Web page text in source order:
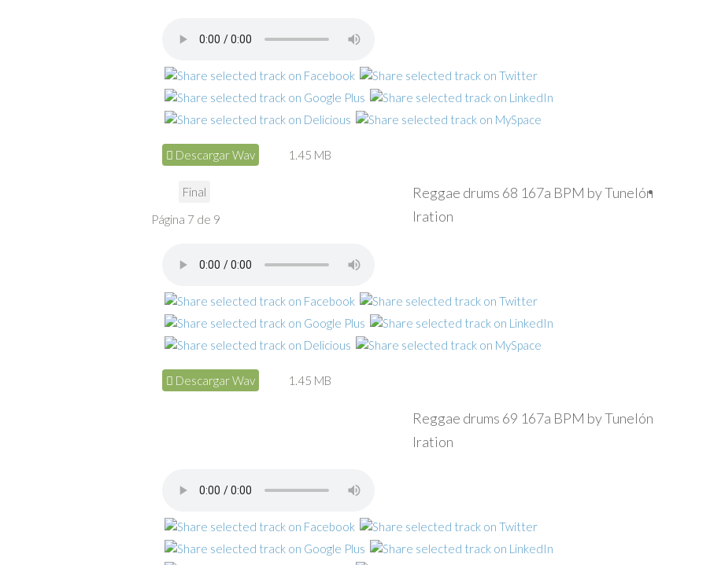
Descargar Wav 1.45 MB
Reggae drums 68 167a BPM by Tunelón
Iration
Descargar Wav 1.45 MB
Reggae drums 69 167a BPM by Tunelón
Iration
Final
Página 7 de 9